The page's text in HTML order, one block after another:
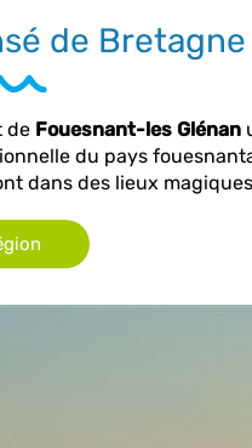
de Bretagne
de Fouesnant-les Glénan
du pays
dans des lieux